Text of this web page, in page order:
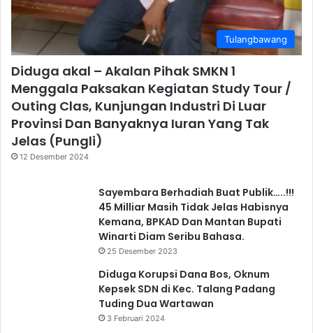
Tulangbawang
Diduga akal – Akalan Pihak SMKN 1
Menggala Paksakan Kegiatan Study Tour /
Outing Clas, Kunjungan Industri Di Luar
Provinsi Dan Banyaknya Iuran Yang Tak
Jelas (Pungli)
12 Desember 2024
Sayembara Berhadiah Buat Publik…..!!!
45 Milliar Masih Tidak Jelas Habisnya
Kemana, BPKAD Dan Mantan Bupati
Winarti Diam Seribu Bahasa.
25 Desember 2023
Diduga Korupsi Dana Bos, Oknum
Kepsek SDN di Kec. Talang Padang
Tuding Dua Wartawan
3 Februari 2024